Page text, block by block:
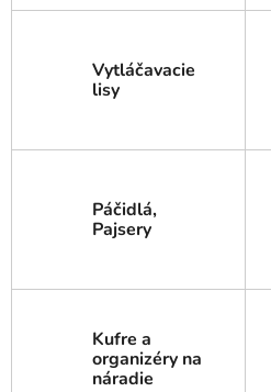
Vytláčavacie
lisy
Páčidlá,
Pajsery
Kufre a
organizéry na
náradie